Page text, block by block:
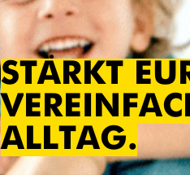
STÄRKT
V
ALLTAG.